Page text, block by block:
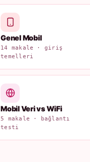
Genel Mobil
14 makale · giriş
temelleri
Mobil Veri vs WiFi
5 makale · bağlantı
testi